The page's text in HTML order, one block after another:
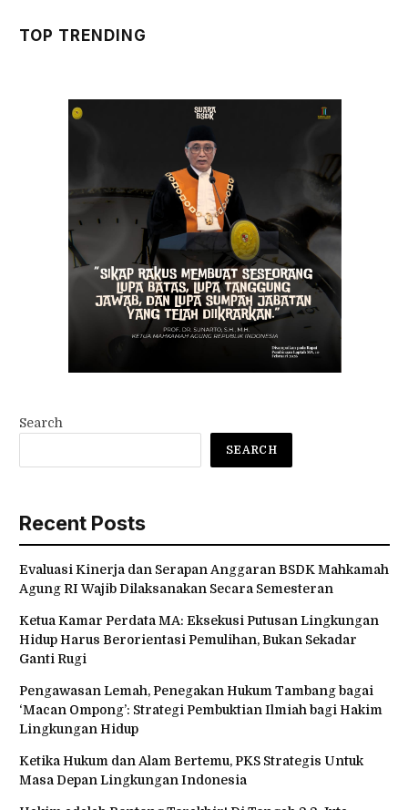
Instagram
Search
SEARCH
Recent Posts
Evaluasi Kinerja dan Serapan Anggaran BSDK Mahkamah
Agung RI Wajib Dilaksanakan Secara Semesteran
Hidup Harus Berorientasi Pemulihan, Bukan Sekadar
Ganti Rugi